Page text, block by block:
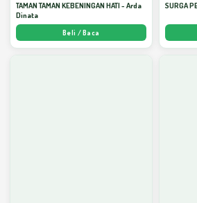
TAMAN TAMAN KEBENINGAN HATI - Arda
Dinata
Beli / Baca
SURGA